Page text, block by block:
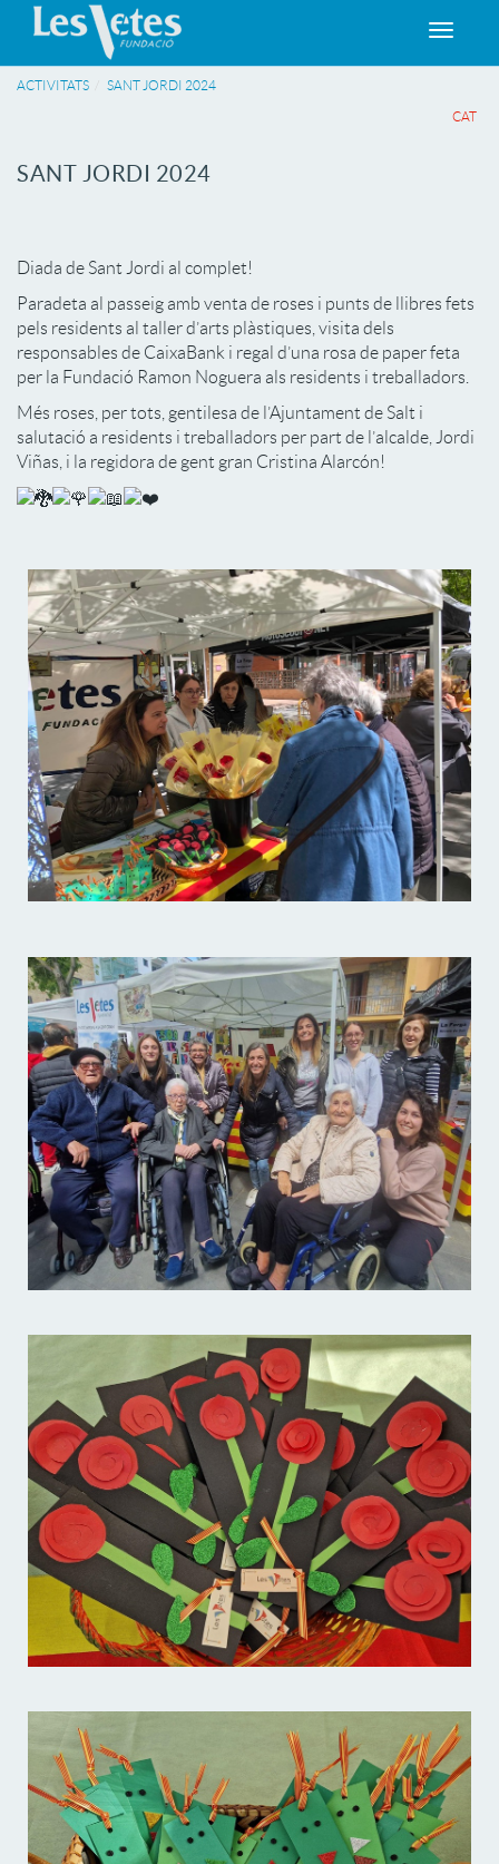
Toggle
ACTIVITATS SANT JORDI 2024
CAT
SANT JORDI 2024
Diada de Sant Jordi al complet!
Paradeta al passeig amb venta de roses i punts de llibres fets
pels residents al taller d’arts plàstiques, visita dels
responsables de CaixaBank i regal d’una rosa de paper feta
per la Fundació Ramon Noguera als residents i treballadors.
Més roses, per tots, gentilesa de l’Ajuntament de Salt i
salutació a residents i treballadors per part de l’alcalde, Jordi
Viñas, i la regidora de gent gran Cristina Alarcón!